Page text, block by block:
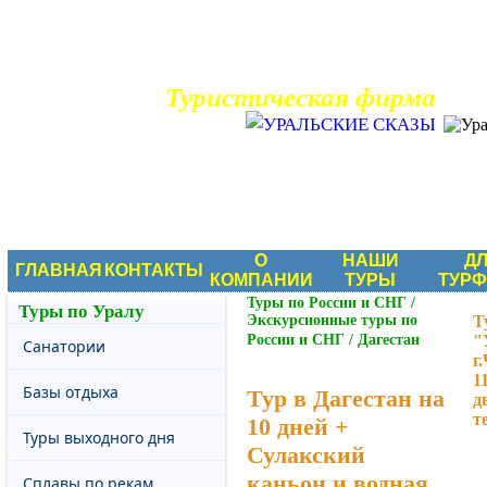
Туристическая фирма
ГЛАВНАЯ КОНТАКТЫ
О
КОМПАНИИ
НАШИ
ТУРЫ
Туры по Уралу
Санатории
Базы отдыха
Туры выходного дня
Туры по России и СНГ /
Экскурсионные туры по
России и СНГ / Дагестан
Тур в Дагестан на
10 дней +
Сулакский